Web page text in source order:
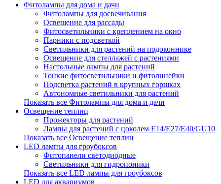
Фитолампы для дома и дачи
Фитолампы для досвечивания
Освещение для рассады
Фитосветильники с креплением на окно
Парники с подсветкой
Светильники для растений на подоконнике
Освещение для стеллажей с растениями
Настольные лампы для растений
Тонкие фитосветильники и фитолинейки
Подсветка растений в крупных горшках
Автономные светильники для растений
Показать все Фитолампы для дома и дачи
Освещение теплиц
Прожекторы для растений
Лампы для растений с цоколем Е14/Е27/Е40/GU10
Показать все Освещение теплиц
LED лампы для гроубоксов
Фитопанели светодиодные
Светильники для гидропоники
Показать все LED лампы для гроубоксов
LED для аквариумов